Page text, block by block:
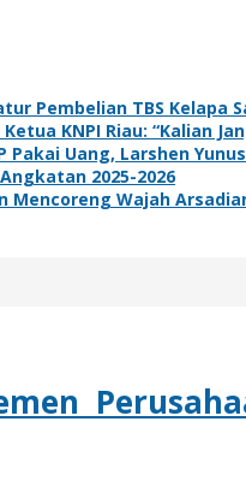
Pembelian TBS Kelapa
KNPI Riau: “Kalian
Uang, Larshen
2025-2026
Wajah